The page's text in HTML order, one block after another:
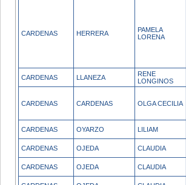
CARDENAS HERRERA
PAMELA
LORENA
CARDENAS LLANEZA
RENE
LONGINOS
CARDENAS CARDENAS OLGA CECILIA
CARDENAS OYARZO LILIAM
CARDENAS OJEDA CLAUDIA
CARDENAS OJEDA CLAUDIA